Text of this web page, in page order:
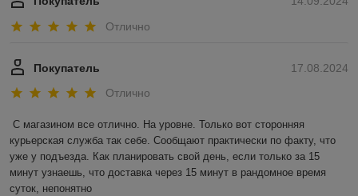
Отлично
17.08.2024
Покупатель
Отлично
С магазином все отлично. На уровне. Только вот сторонняя
курьерская служба так себе. Сообщают практически по факту, что
уже у подъезда. Как планировать свой день, если только за 15
минут узнаешь, что доставка через 15 минут в рандомное время
суток, непонятно